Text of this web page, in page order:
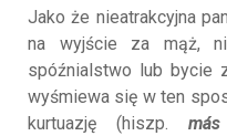
Jako że nieatrakcyjna
na wyjście za mąż,
spóźnialstwo lub bycie
wyśmiewa się w ten
kurtuazję (hiszp.